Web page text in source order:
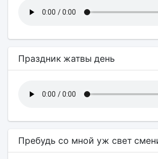
Праздник жатвы день
Пребудь со мной уж свет